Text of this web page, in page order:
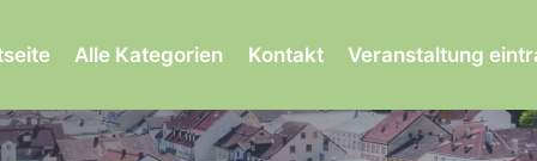
Alle Kategorien Kontakt Veranstaltung